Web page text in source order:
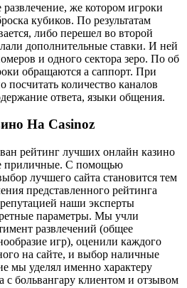
развлечение, же котором игроки
кубиков. По результатам
либо перешел во второй
дополнительные ставки. И ней
и одного сектора зеро. По об
обращаются а саппорт. При
посчитать количество каналов
ответа, языки общения.
На Casinoz
рейтинг лучших онлайн казино
приличные. С помощью
лучшего сайта становится тем
представленного рейтинга
наши эксперты
параметры. Мы учли
развлечений (общее
игр), оценили каждого
на сайте, и выбор наличные
мы уделял именно характеру
с больвангару клиентом и отзывом